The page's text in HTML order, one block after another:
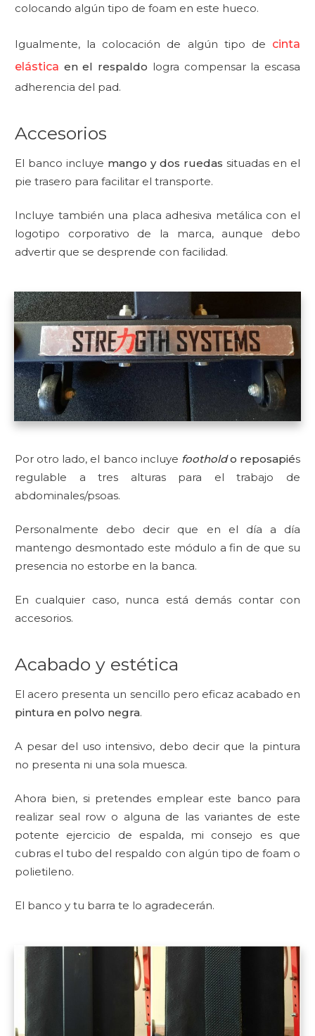
colocando algún tipo de foam en este hueco.
Igualmente, la colocación de algún tipo de cinta
elástica en el respaldo logra compensar la escasa
adherencia del pad.
Accesorios
El banco incluye mango y dos ruedas situadas en el
pie trasero para facilitar el transporte.
Incluye también una placa adhesiva metálica con el
logotipo corporativo de la marca, aunque debo
advertir que se desprende con facilidad.
Por otro lado, el banco incluye foothold o reposapiés
regulable a tres alturas para el trabajo de
abdominales/psoas.
Personalmente debo decir que en el día a día
mantengo desmontado este módulo a fin de que su
presencia no estorbe en la banca.
En cualquier caso, nunca está demás contar con
accesorios.
Acabado y estética
El acero presenta un sencillo pero eficaz acabado en
pintura en polvo negra.
A pesar del uso intensivo, debo decir que la pintura
no presenta ni una sola muesca.
Ahora bien, si pretendes emplear este banco para
realizar seal row o alguna de las variantes de este
potente ejercicio de espalda, mi consejo es que
cubras el tubo del respaldo con algún tipo de foam o
polietileno.
El banco y tu barra te lo agradecerán.